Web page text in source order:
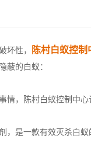
坏性， 陈村白蚁控制
蔽的白蚁：
情，陈村白蚁控制中心
，是一款有效灭杀白